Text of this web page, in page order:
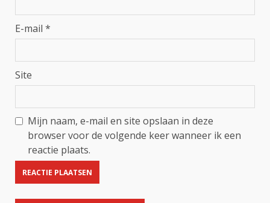
E-mail *
Site
Mijn naam, e-mail en site opslaan in deze
browser voor de volgende keer wanneer ik een
reactie plaats.